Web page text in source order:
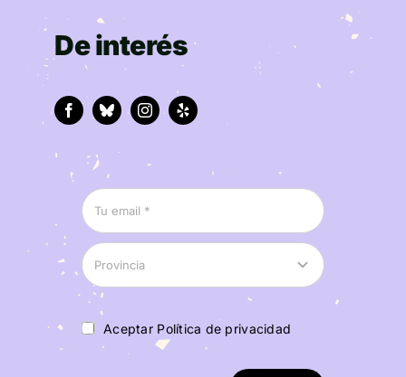
De interés
Aceptar Política de privacidad